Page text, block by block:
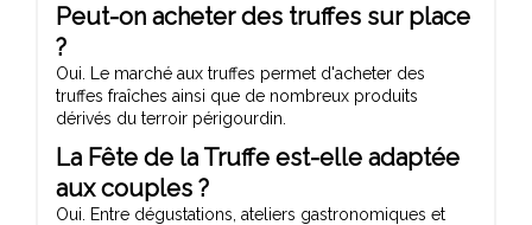
Peut-on acheter des truffes sur place
?
Oui. Le marché aux truffes permet d'acheter des
truffes fraîches ainsi que de nombreux produits
dérivés du terroir périgourdin.
La Fête de la Truffe est-elle adaptée
aux couples ?
Oui. Entre dégustations, ateliers gastronomiques et